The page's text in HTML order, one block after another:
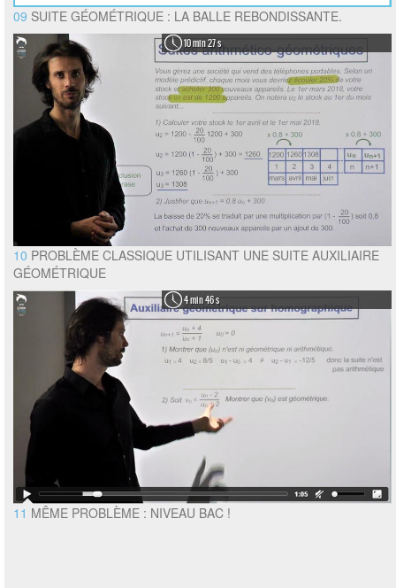
09 SUITE GÉOMÉTRIQUE : LA BALLE REBONDISSANTE.
10 min 27 s
10 PROBLÈME CLASSIQUE UTILISANT UNE SUITE AUXILIAIRE
GÉOMÉTRIQUE
4 min 46 s
11 MÊME PROBLÈME : NIVEAU BAC !